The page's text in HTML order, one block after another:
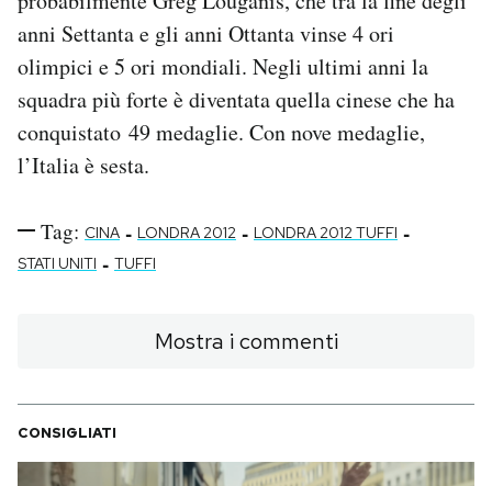
anni Settanta e gli anni Ottanta vinse 4 ori
olimpici e 5 ori mondiali. Negli ultimi anni la
squadra più forte è diventata quella cinese che ha
conquistato 49 medaglie. Con nove medaglie,
l’Italia è sesta.
Tag: CINA - LONDRA 2012 - LONDRA 2012 TUFFI -
STATI UNITI - TUFFI
Mostra i commenti
CONSIGLIATI